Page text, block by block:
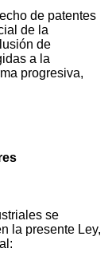
de patentes
de la
de
a la
progresiva,
se
la presente Ley,